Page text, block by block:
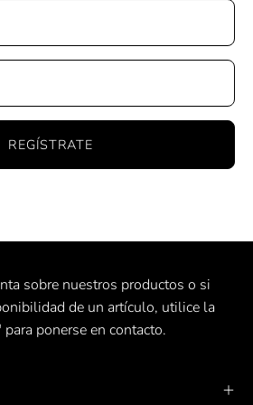
running y entrenamiento funcional
REGÍSTRATE
sobre nuestros productos o si
de un artículo, utilice la
ponerse en contacto.